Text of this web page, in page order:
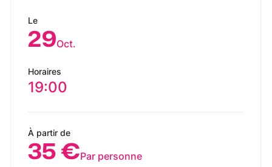
Le
29Oct.
Horaires
19:00
À partir de
35 €Par personne